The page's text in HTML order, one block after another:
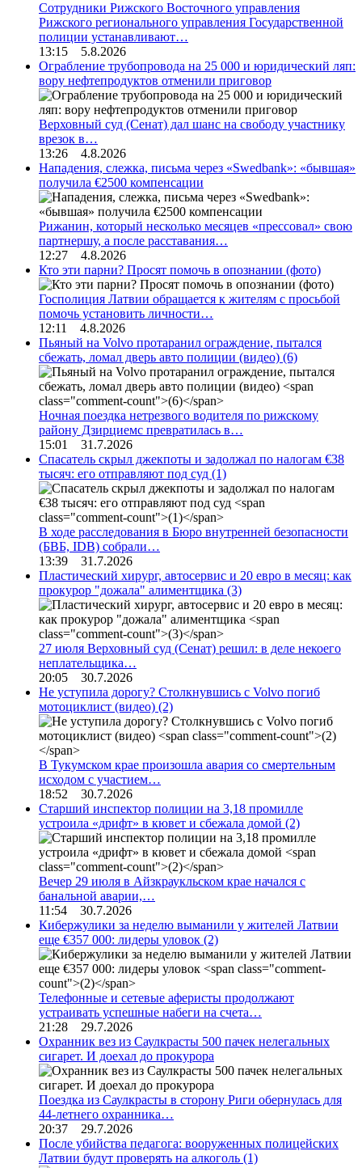
Сотрудники Рижского Восточного управления
Рижского регионального управления Государственной
полиции устанавливают…
13:15 5.8.2026
Ограбление трубопровода на 25 000 и юридический ляп:
вору нефтепродуктов отменили приговор
Верховный суд (Сенат) дал шанс на свободу участнику
врезок в…
13:26 4.8.2026
Нападения, слежка, письма через «Swedbank»: «бывшая»
получила €2500 компенсации
Рижанин, который несколько месяцев «прессовал» свою
партнершу, а после расставания…
12:27 4.8.2026
Кто эти парни? Просят помочь в опознании (фото)
Госполиция Латвии обращается к жителям с просьбой
помочь установить личности…
12:11 4.8.2026
Пьяный на Volvo протаранил ограждение, пытался
сбежать, ломал дверь авто полиции (видео) (6)
Ночная поездка нетрезвого водителя по рижскому
району Дзирциемс превратилась в…
15:01 31.7.2026
Спасатель скрыл джекпоты и задолжал по налогам €38
тысяч: его отправляют под суд (1)
В ходе расследования в Бюро внутренней безопасности
(БВБ, IDB) собрали…
13:39 31.7.2026
Пластический хирург, автосервис и 20 евро в месяц: как
прокурор "дожала" алиментщика (3)
27 июля Верховный суд (Сенат) решил: в деле некоего
неплательщика…
20:05 30.7.2026
Не уступила дорогу? Столкнувшись с Volvo погиб
мотоциклист (видео) (2)
В Тукумском крае произошла авария со смертельным
исходом с участием…
18:52 30.7.2026
Старший инспектор полиции на 3,18 промилле
устроила «дрифт» в кювет и сбежала домой (2)
Вечер 29 июля в Айзкраукльском крае начался с
банальной аварии,…
11:54 30.7.2026
Кибержулики за неделю выманили у жителей Латвии
еще €357 000: лидеры уловок (2)
Телефонные и сетевые аферисты продолжают
устраивать успешные набеги на счета…
21:28 29.7.2026
Охранник вез из Саулкрасты 500 пачек нелегальных
сигарет. И доехал до прокурора
Поездка из Саулкрасты в сторону Риги обернулась для
44-летнего охранника…
20:37 29.7.2026
После убийства педагога: вооруженных полицейских
Латвии будут проверять на алкоголь (1)